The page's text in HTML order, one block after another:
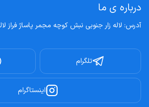
درباره ی ما
آدرس: لاله زار جنوبی نبش کوچه مجمر پاساژ فراز
تلگرام
اینستاگرام